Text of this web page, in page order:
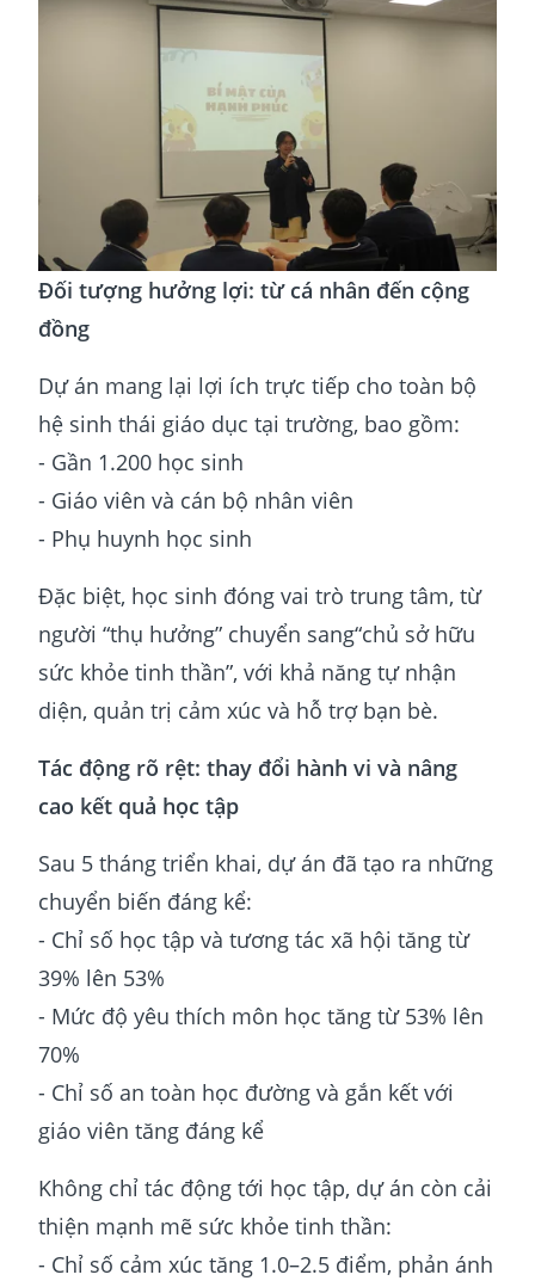
Đối tượng hưởng lợi: từ cá nhân đến cộng
đồng
Dự án mang lại lợi ích trực tiếp cho toàn bộ
hệ sinh thái giáo dục tại trường, bao gồm:
- Gần 1.200 học sinh
- Giáo viên và cán bộ nhân viên
- Phụ huynh học sinh
Đặc biệt, học sinh đóng vai trò trung tâm, từ
người “thụ hưởng” chuyển sang“chủ sở hữu
sức khỏe tinh thần”, với khả năng tự nhận
diện, quản trị cảm xúc và hỗ trợ bạn bè.
Tác động rõ rệt: thay đổi hành vi và nâng
cao kết quả học tập
Sau 5 tháng triển khai, dự án đã tạo ra những
chuyển biến đáng kể:
- Chỉ số học tập và tương tác xã hội tăng từ
39% lên 53%
- Mức độ yêu thích môn học tăng từ 53% lên
70%
- Chỉ số an toàn học đường và gắn kết với
giáo viên tăng đáng kể
Không chỉ tác động tới học tập, dự án còn cải
thiện mạnh mẽ sức khỏe tinh thần:
- Chỉ số cảm xúc tăng 1.0–2.5 điểm, phản ánh